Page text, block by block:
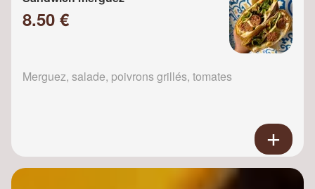
8.50 €
Merguez, salade, poivrons grillés, tomates